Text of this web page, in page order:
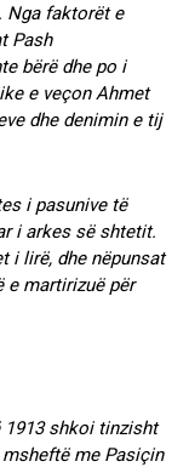
Nga faktorët e
Pash
bërë dhe po i
e veçon Ahmet
dhe denimin e tij
i pasunive të
i arkes së shtetit.
i lirë, dhe nëpunsat
e martirizuë për
shkoi tinzisht
me Pasiçin